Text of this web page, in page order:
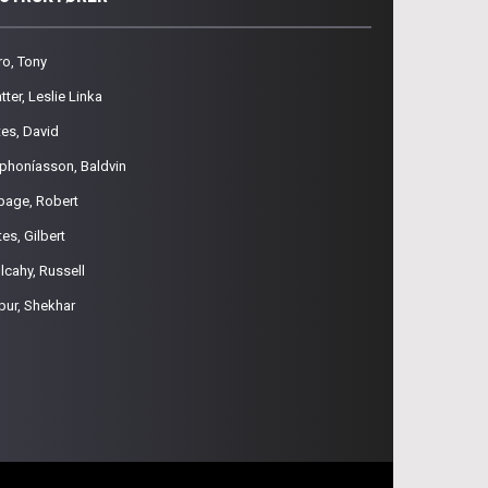
Tony
Leslie Linka
David
Baldvin
Robert
Gilbert
Russell
Shekhar